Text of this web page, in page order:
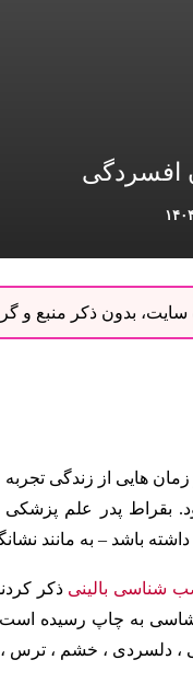
افسردگی
۰۱
سایت، بدون ذکر
هایی از زندگی
بقراط پدر علم پزشکی
باشد – به مانند
شناسی بالینی ذکر
به چاپ رسیده است
، دلسردی ، خشم ،